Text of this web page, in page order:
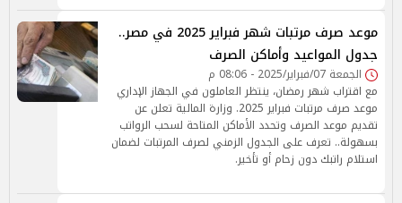
موعد صرف مرتبات شهر فبراير 2025 في مصر..
جدول المواعيد وأماكن الصرف
الجمعة 07/فبراير/2025 - 08:06 م
مع اقتراب شهر رمضان، ينتظر العاملون في الجهاز الإداري
موعد صرف مرتبات فبراير 2025. وزارة المالية تعلن عن
تقديم موعد الصرف وتحدد الأماكن المتاحة لسحب الرواتب
بسهولة.. تعرف على الجدول الزمني لصرف المرتبات لضمان
استلام راتبك دون زحام أو تأخير.